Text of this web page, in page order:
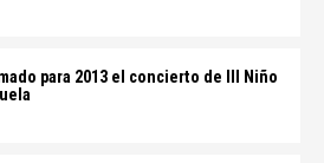
para 2013 el concierto de Ill Niño